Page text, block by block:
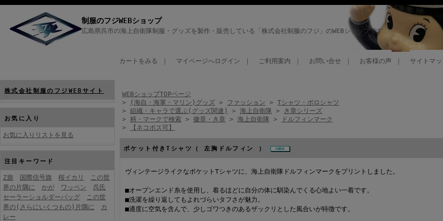
制服のフジWEBショップ
広島県呉市の海上自衛隊制服・グッズを製作・販売している「株式会社制服のフジ」のWEBショップです
カートをみる マイページへログイン ご利用案内 お問い合せ お客様の声 サイトマ
株式会社制服のフジWEBサイト
お気に入り
お気に入りリストを見る
注目キーワード
Z旗 国際信号旗 桜イカリ
この世
界の片隅に
かが ワッペン
呉氏
セーラーショルダーバッグ
この世
界の(さらにいくつもの)片隅に
カ
レー
WEBショップTOPページ
>
(海自・海軍・マリン)グッズ > ファッション > Tシャツ・ポロシャツ
> 組織・キャラで選ぶ(グッズ関連) > 海上自衛隊 >
き章シリーズ
> 柄・マークで検索 > 徽章・き章 > 海上自衛隊 >
ドルフィンマーク
>
【ネコポス可】
ポケット付きTシャツ（ 左胸ドルフィン ）
ヴィンテージライクなポケットTシャツに、海上自衛隊ドルフィンマークをプリントしました。
■オープンエンド糸を使用し、着るほどに自分の体に馴染んでくる心地よい一着です。
■洗濯を繰り返してもよれづらいタフさが魅力。
■適度に空気を含んで、少しゴワつきのあるザックリとした風合いが特徴です。